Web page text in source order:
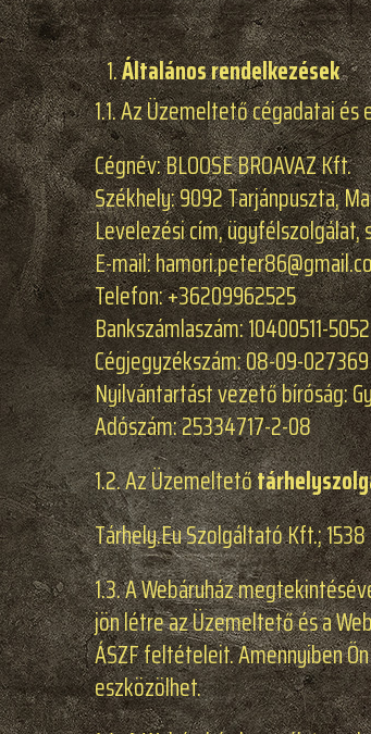
Általános rendelkezések
1.1. Az Üzemeltető cégadatai
Cégnév: BLOOSE BROAVAZ Kft.
Székhely: 9092 Tarjánpuszta,
Levelezési cím, ügyfélszolgálat,
E-mail:
Telefon: +36209962525
Bankszámlaszám: 10400511-
Cégjegyzékszám: 08-09-027369
Nyilvántartást vezető bíróság:
Adószám: 25334717-2-08
1.2. Az Üzemeltető
Tárhely.Eu Szolgáltató Kft.;
1.3. A Webáruház
jön létre az Üzemeltető és a
ÁSZF feltételeit. Amennyiben
eszközölhet.